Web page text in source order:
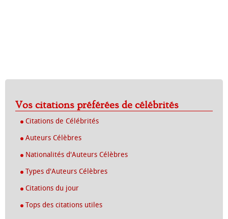
Vos citations préférées de célébrités
Citations de Célébrités
Auteurs Célèbres
Nationalités d'Auteurs Célèbres
Types d'Auteurs Célèbres
Citations du jour
Tops des citations utiles